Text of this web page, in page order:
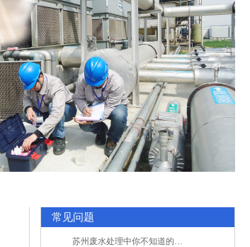
常见问题
苏州废水处理中你不知道的工艺全在这里